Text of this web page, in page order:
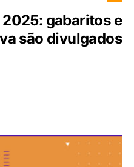
gabaritos e
são divulgados